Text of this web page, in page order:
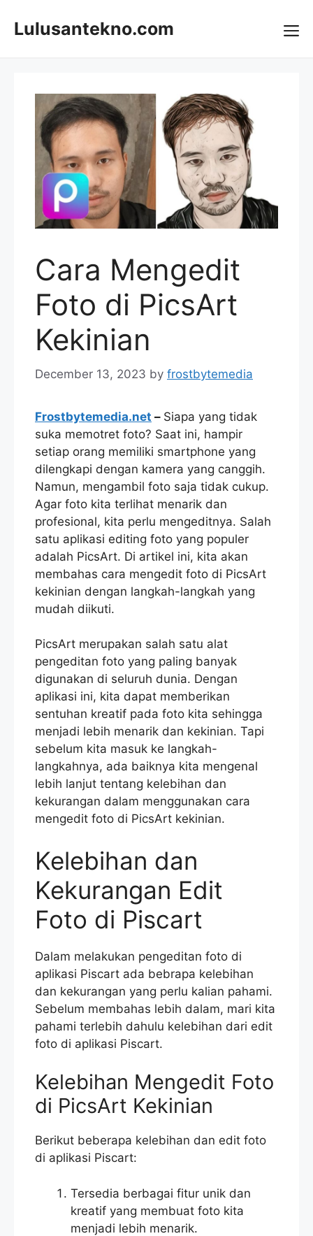
Lulusantekno.com
Cara Mengedit
Foto di PicsArt
Kekinian
December 13, 2023 by frostbytemedia
Frostbytemedia.net – Siapa yang tidak
suka memotret foto? Saat ini, hampir
setiap orang memiliki smartphone yang
dilengkapi dengan kamera yang canggih.
Namun, mengambil foto saja tidak cukup.
Agar foto kita terlihat menarik dan
profesional, kita perlu mengeditnya. Salah
satu aplikasi editing foto yang populer
adalah PicsArt. Di artikel ini, kita akan
membahas cara mengedit foto di PicsArt
kekinian dengan langkah-langkah yang
mudah diikuti.
PicsArt merupakan salah satu alat
pengeditan foto yang paling banyak
digunakan di seluruh dunia. Dengan
aplikasi ini, kita dapat memberikan
sentuhan kreatif pada foto kita sehingga
menjadi lebih menarik dan kekinian. Tapi
sebelum kita masuk ke langkah-
langkahnya, ada baiknya kita mengenal
lebih lanjut tentang kelebihan dan
kekurangan dalam menggunakan cara
mengedit foto di PicsArt kekinian.
Kelebihan dan
Kekurangan Edit
Foto di Piscart
Dalam melakukan pengeditan foto di
aplikasi Piscart ada bebrapa kelebihan
dan kekurangan yang perlu kalian pahami.
Sebelum membahas lebih dalam, mari kita
pahami terlebih dahulu kelebihan dari edit
foto di aplikasi Piscart.
Kelebihan Mengedit Foto
di PicsArt Kekinian
Berikut beberapa kelebihan dan edit foto
di aplikasi Piscart:
Tersedia berbagai fitur unik dan
kreatif yang membuat foto kita
menjadi lebih menarik.